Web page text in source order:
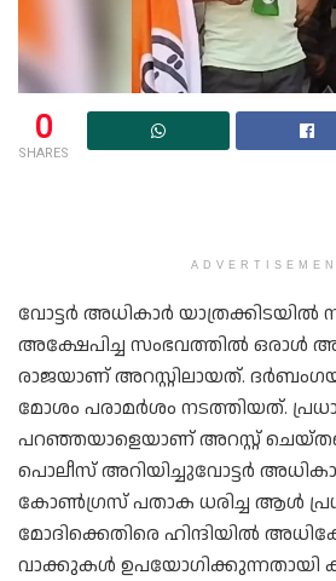
0
SHARES
വോട്ടർ അധികാർ യാത്രക്കിടയിൽ
അക്ഷേപിച്ച സംഭവത്തിൽ ഒരാൾ
രാജയാണ് അറസ്റ്റിലായത്.
മോശം പരാമർശം നടത്തിയത്.
പറഞ്ഞയാളെയാണ് അറസ്റ്റ്
പൊലീസ് അറിയിച്ചുവോട്ടർ
കോൺഗ്രസ് പതാക ധരിച്ച ആൾ
മോദിക്കെതിരെ ഹിന്ദിയിൽ
വാക്കുകൾ ഉപയോഗിക്കുന്നതായി